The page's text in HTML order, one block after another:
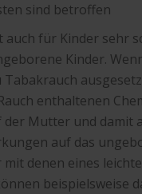
sind betroffen
auch für Kinder sehr
Kinder.
Tabakrauch
enthaltenen
Mutter und damit
auf das
denen eines
beispielsweise